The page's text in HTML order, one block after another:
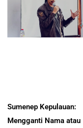
Sumenep Kepulauan:
Mengganti Nama atau